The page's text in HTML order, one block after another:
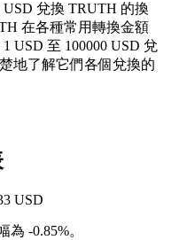
兌換 TRUTH 的換
在各種常用轉換金額
USD 至 100000 USD 兌
地了解它們各個兌換的
USD
為 -0.85%。